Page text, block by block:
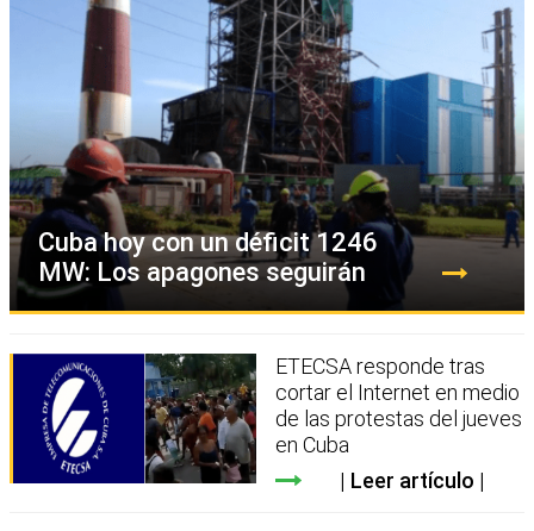
Cuba hoy con un déficit 1246
MW: Los apagones seguirán
ETECSA responde tras
cortar el Internet en medio
de las protestas del jueves
en Cuba
Leer artículo